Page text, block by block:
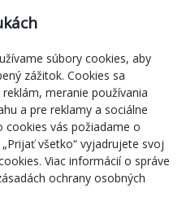
súbory cookies, aby
zážitok. Cookies sa
meranie používania
a pre reklamy a sociálne
cookies vás požiadame o
všetko“ vyjadrujete svoj
Viac informácií o správe
ochrany osobných